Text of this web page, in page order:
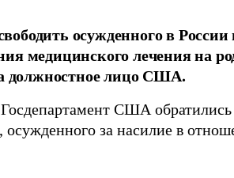
осужденного в
медицинского лечения на
должностное лицо США.
США обратились
за насилие в